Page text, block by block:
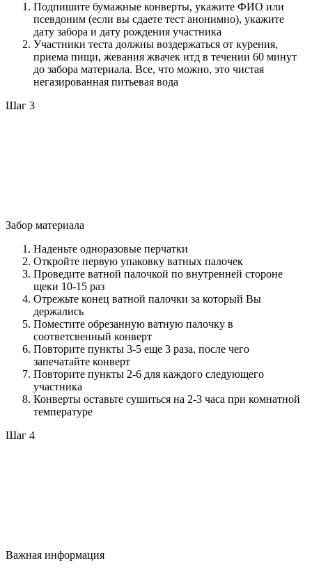
Подпишите бумажные конверты, укажите ФИО или
псевдоним (если вы сдаете тест анонимно), укажите
дату забора и дату рождения участника
Участники теста должны воздержаться от курения,
приема пищи, жевания жвачек итд в течении 60 минут
до забора материала. Все, что можно, это чистая
негазированная питьевая вода
Шаг 3
Забор материала
Наденьте одноразовые перчатки
Откройте первую упаковку ватных палочек
Проведите ватной палочкой по внутренней стороне
щеки 10-15 раз
Отрежьте конец ватной палочки за который Вы
держались
Поместите обрезанную ватную палочку в
соответсвенный конверт
Повторите пункты 3-5 еще 3 раза, после чего
запечатайте конверт
Повторите пункты 2-6 для каждого следующего
участника
Конверты оставьте сушиться на 2-3 часа при комнатной
температуре
Шаг 4
Важная информация